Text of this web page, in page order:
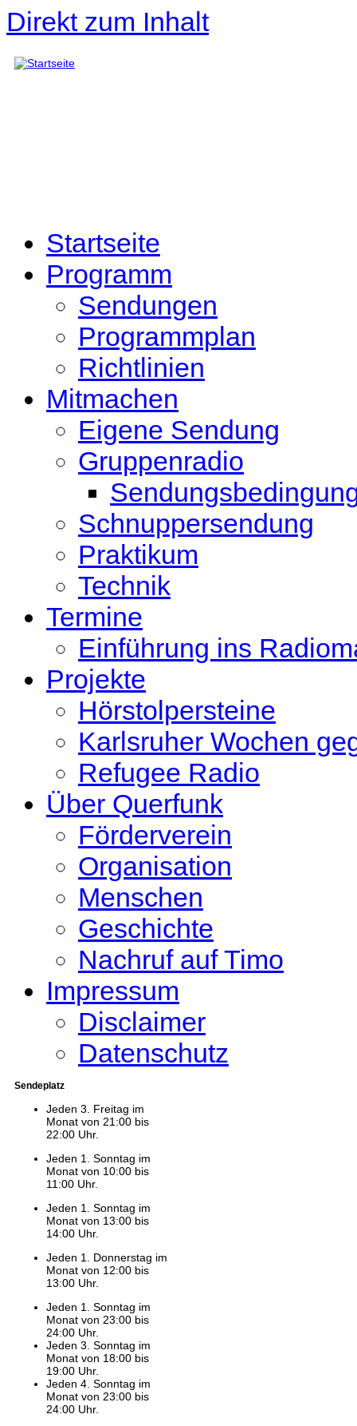
Direkt zum Inhalt
Startseite
Programm
Sendungen
Programmplan
Richtlinien
Mitmachen
Eigene Sendung
Gruppenradio
Schnuppersendung
Praktikum
Technik
Termine
Einführung ins
Projekte
Hörstolpersteine
Karlsruher Wochen
Refugee Radio
Über Querfunk
Förderverein
Organisation
Menschen
Geschichte
Nachruf auf Timo
Impressum
Disclaimer
Datenschutz
Sendeplatz
Jeden 3. Freitag im
Monat von 21:00 bis
22:00 Uhr.
Jeden 1. Sonntag im
Monat von 10:00 bis
11:00 Uhr.
Jeden 1. Sonntag im
Monat von 13:00 bis
14:00 Uhr.
Jeden 1. Donnerstag im
Monat von 12:00 bis
13:00 Uhr.
Jeden 1. Sonntag im
Monat von 23:00 bis
24:00 Uhr.
Jeden 3. Sonntag im
Monat von 18:00 bis
19:00 Uhr.
Jeden 4. Sonntag im
Monat von 23:00 bis
24:00 Uhr.